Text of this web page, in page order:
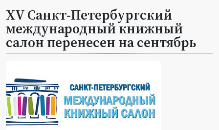
ХV Санкт-Петербургский
международный книжный
салон перенесен на сентябрь